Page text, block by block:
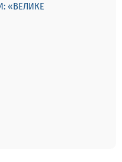
«ВЕЛИКЕ